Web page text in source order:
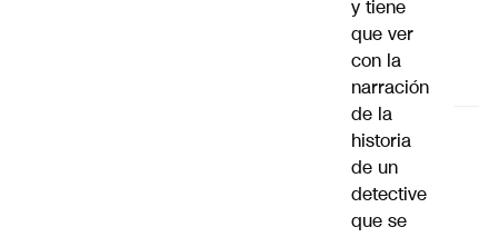
y tiene
que ver
con la
narración
de la
historia
de un
detective
que se